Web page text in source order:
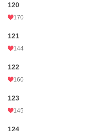
120
170
121
144
122
160
123
145
124